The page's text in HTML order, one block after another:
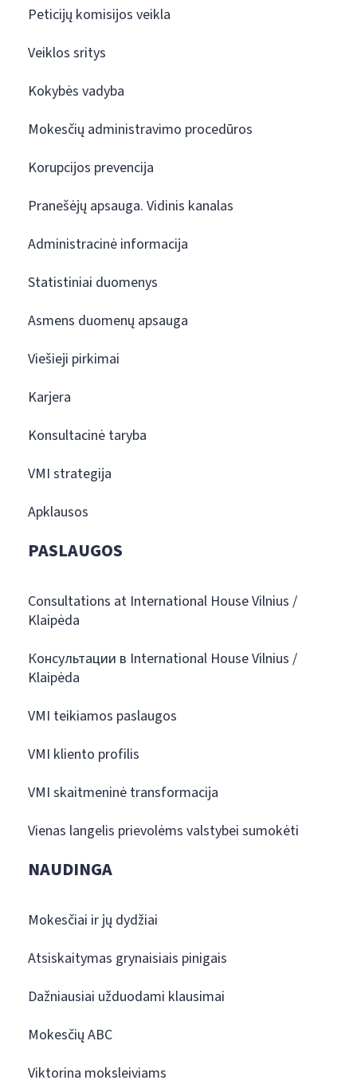
Peticijų komisijos veikla
Veiklos sritys
Kokybės vadyba
Mokesčių administravimo procedūros
Korupcijos prevencija
Pranešėjų apsauga. Vidinis kanalas
Administracinė informacija
Statistiniai duomenys
Asmens duomenų apsauga
Viešieji pirkimai
Karjera
Konsultacinė taryba
VMI strategija
Apklausos
PASLAUGOS
Consultations at International House Vilnius /
Klaipėda
Консультации в International House Vilnius /
Klaipėda
VMI teikiamos paslaugos
VMI kliento profilis
VMI skaitmeninė transformacija
Vienas langelis prievolėms valstybei sumokėti
NAUDINGA
Mokesčiai ir jų dydžiai
Atsiskaitymas grynaisiais pinigais
Dažniausiai užduodami klausimai
Mokesčių ABC
Viktorina moksleiviams